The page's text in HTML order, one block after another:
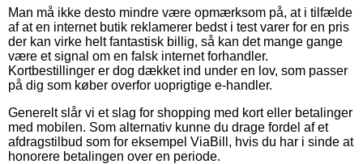
Man må ikke desto mindre være opmærksom på, at i tilfælde
af at en internet butik reklamerer bedst i test varer for en pris
der kan virke helt fantastisk billig, så kan det mange gange
være et signal om en falsk internet forhandler.
Kortbestillinger er dog dækket ind under en lov, som passer
på dig som køber overfor uoprigtige e-handler.
Generelt slår vi et slag for shopping med kort eller betalinger
med mobilen. Som alternativ kunne du drage fordel af et
afdragstilbud som for eksempel ViaBill, hvis du har i sinde at
honorere betalingen over en periode.